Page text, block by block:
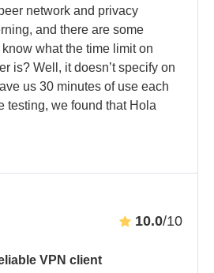
network and privacy
and there are some
what the time limit on
is? Well, it doesn’t specify on
us 30 minutes of use each
testing, we found that Hola
10.0/10
VPN client